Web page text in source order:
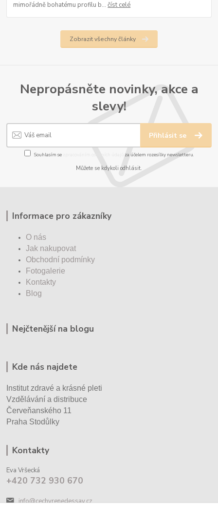
mimořádně bohatému profilu b...číst celé
Zobrazit všechny články
Nepropásněte novinky, akce a
slevy!
Přihlásit se
Souhlasím se za účelem rozesílky newsletteru.
Můžete se kdykoli odhlásit.
Informace pro zákazníky
O nás
Jak nakupovat
Obchodní podmínky
Fotogalerie
Kontakty
Blog
Nejčtenější na blogu
Kde nás najdete
Institut zdravé a krásné pleti
Vzdělávání a distribuce
Červeňanského 11
Praha Stodůlky
Kontakty
Eva Vršecká
+420 732 930 670
info@cechyrenedessay.cz